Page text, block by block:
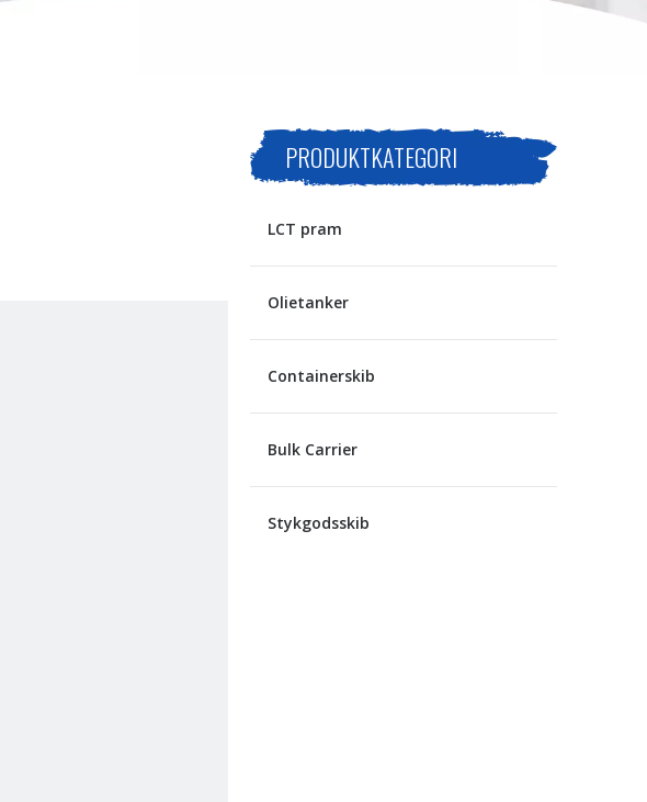
PRODUKTKATEGORI
LCT pram
Olietanker
Containerskib
Bulk Carrier
Stykgodsskib